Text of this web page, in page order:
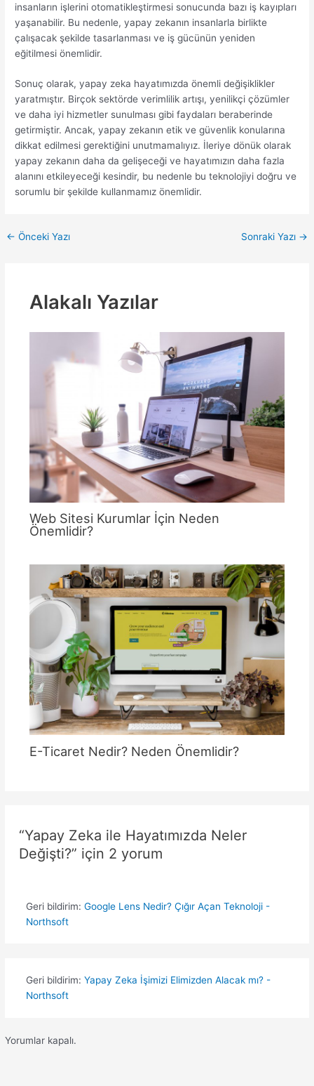
insanların işlerini otomatikleştirmesi sonucunda bazı iş kayıpları
yaşanabilir. Bu nedenle, yapay zekanın insanlarla birlikte
çalışacak şekilde tasarlanması ve iş gücünün yeniden
eğitilmesi önemlidir.
Sonuç olarak, yapay zeka hayatımızda önemli değişiklikler
yaratmıştır. Birçok sektörde verimlilik artışı, yenilikçi çözümler
ve daha iyi hizmetler sunulması gibi faydaları beraberinde
getirmiştir. Ancak, yapay zekanın etik ve güvenlik konularına
dikkat edilmesi gerektiğini unutmamalıyız. İleriye dönük olarak
yapay zekanın daha da gelişeceği ve hayatımızın daha fazla
alanını etkileyeceği kesindir, bu nedenle bu teknolojiyi doğru ve
sorumlu bir şekilde kullanmamız önemlidir.
Yazı
← Önceki Yazı Sonraki Yazı →
Alakalı Yazılar
Web Sitesi Kurumlar İçin Neden
Önemlidir?
E-Ticaret Nedir? Neden Önemlidir?
“Yapay Zeka ile Hayatımızda Neler
Değişti?” için 2 yorum
Geri bildirim: Google Lens Nedir? Çığır Açan Teknoloji -
Northsoft
Geri bildirim: Yapay Zeka İşimizi Elimizden Alacak mı? -
Northsoft
Yorumlar kapalı.